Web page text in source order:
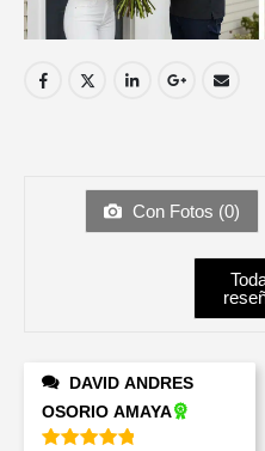
Con Fotos (0)
OSORIO AMAYA